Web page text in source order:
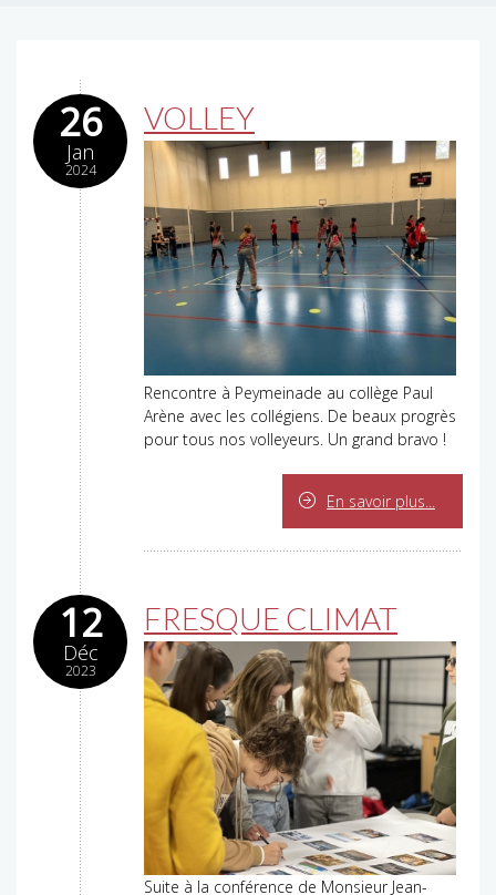
26
Jan
2024
VOLLEY
Rencontre à Peymeinade au collège Paul
Arène avec les collégiens. De beaux progrès
pour tous nos volleyeurs. Un grand bravo !
En savoir plus...
12
Déc
2023
FRESQUE CLIMAT
Suite à la conférence de Monsieur Jean-